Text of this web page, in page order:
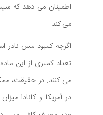
اطمینان می دهد که
می کند.
اگرچه کمبود مس نادر
تعداد کمتری از این
در آمریکا و کانادا